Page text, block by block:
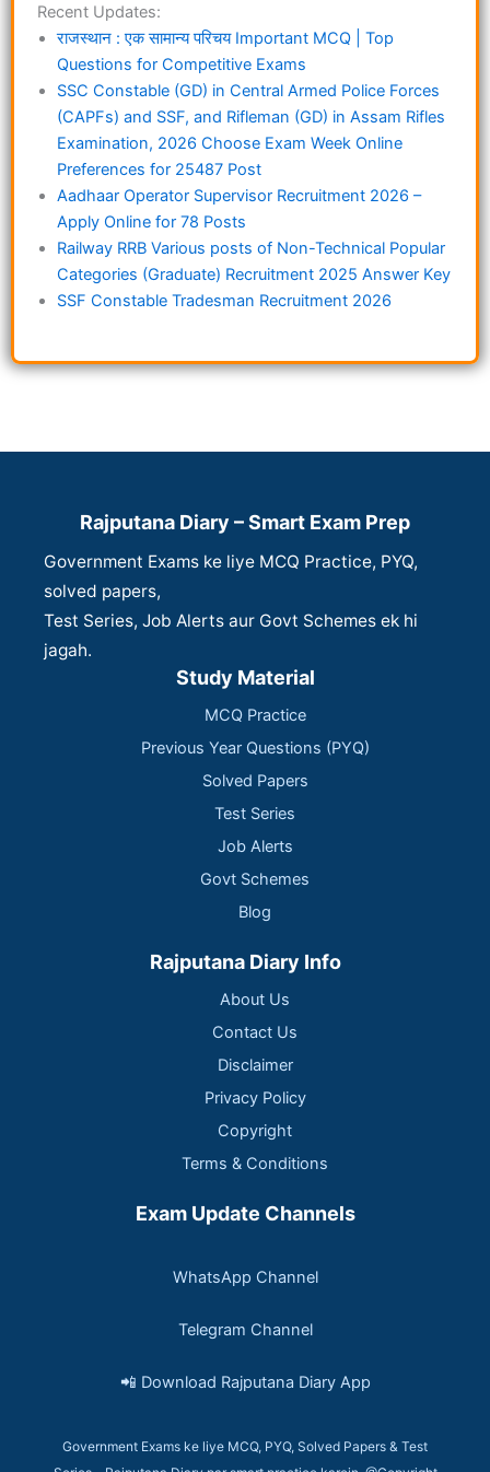
Recent Updates:
राजस्थान : एक सामान्य परिचय Important MCQ | Top
Questions for Competitive Exams
SSC Constable (GD) in Central Armed Police Forces
(CAPFs) and SSF, and Rifleman (GD) in Assam Rifles
Examination, 2026 Choose Exam Week Online
Preferences for 25487 Post
Aadhaar Operator Supervisor Recruitment 2026 –
Apply Online for 78 Posts
Railway RRB Various posts of Non-Technical Popular
Categories (Graduate) Recruitment 2025 Answer Key
SSF Constable Tradesman Recruitment 2026
Rajputana Diary – Smart Exam Prep
Government Exams ke liye MCQ Practice, PYQ,
solved papers,
Test Series, Job Alerts aur Govt Schemes ek hi
jagah.
Study Material
MCQ Practice
Previous Year Questions (PYQ)
Solved Papers
Test Series
Job Alerts
Govt Schemes
Blog
Rajputana Diary Info
About Us
Contact Us
Disclaimer
Privacy Policy
Copyright
Terms & Conditions
Exam Update Channels
WhatsApp Channel
Telegram Channel
📲 Download Rajputana Diary App
Government Exams ke liye MCQ, PYQ, Solved Papers & Test